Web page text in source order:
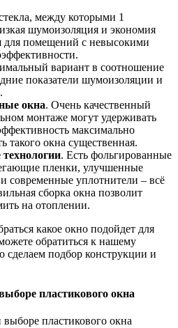
между которыми 1
шумоизоляция и экономия
для помещений с невысокими
вариант в соотношение
показатели шумоизоляции и
окна. Очень качественный
монтаже могут удерживать
максимально
такого окна существенная.
. Есть фольгированные
пленки, улучшенные
современные уплотнители – всё
сборка окна позволит
на отоплении.
какое окно подойдет для
обратиться к нашему
сделаем подбор конструкции и
пластикового окна